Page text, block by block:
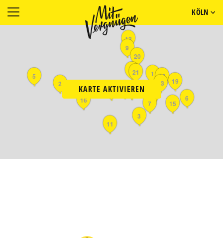
KÖLN
KARTE AKTIVIEREN
3
9
6
13
17
10
21 1 18
19
14
2
20
12
7 15
4
5
16
11